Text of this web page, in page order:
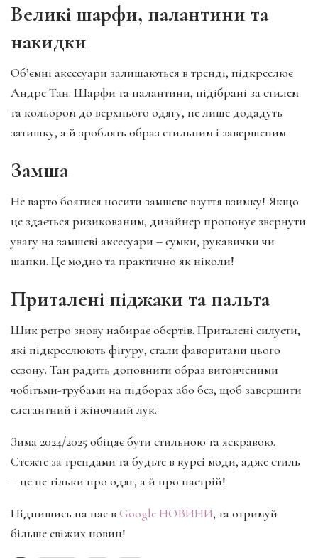
Великі шарфи, палантини та
накидки
Об’ємні аксесуари залишаються в тренді, підкреслює
Андре Тан. Шарфи та палантини, підібрані за стилем
та кольором до верхнього одягу, не лише додадуть
затишку, а й зроблять образ стильним і завершеним.
Замша
Не варто боятися носити замшеве взуття взимку! Якщо
це здається ризикованим, дизайнер пропонує звернути
увагу на замшеві аксесуари – сумки, рукавички чи
шапки. Це модно та практично як ніколи!
Приталені піджаки та пальта
Шик ретро знову набирає обертів. Приталені силуети,
які підкреслюють фігуру, стали фаворитами цього
сезону. Тан радить доповнити образ витонченими
чобітьми-трубами на підборах або без, щоб завершити
елегантний і жіночний лук.
Зима 2024/2025 обіцяє бути стильною та яскравою.
Стежте за трендами та будьте в курсі моди, адже стиль
– це не тільки про одяг, а й про настрій!
Підпишись на нас в Google НОВИНИ, та отримуй
більше свіжих новин!